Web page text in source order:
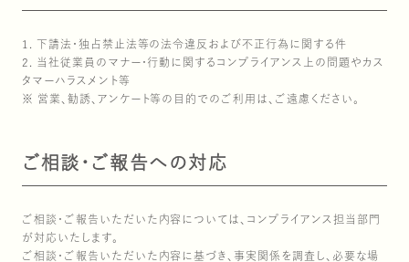
雪国まいたけ極 白
山できのこをみか
ステークホルダー・エン
会社概要
1. 下請法・独占禁止法等の法令違反および不正行為に関する件
2. 当社従業員のマナー・行動に関するコンプライアンス上の問題やカス
タマーハラスメント等
※ 営業、勧誘、アンケート等の目的でのご利用は、ご遠慮ください。
ご相談・ご報告への対応
ご相談・ご報告いただいた内容については、コンプライアンス担当部門
が対応いたします。
ご相談・ご報告いただいた内容に基づき、事実関係を調査し、必要な場